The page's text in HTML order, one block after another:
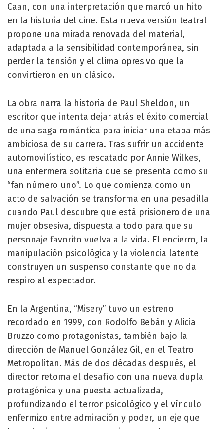
Caan, con una interpretación que marcó un hito
en la historia del cine. Esta nueva versión teatral
propone una mirada renovada del material,
adaptada a la sensibilidad contemporánea, sin
perder la tensión y el clima opresivo que la
convirtieron en un clásico.
La obra narra la historia de Paul Sheldon, un
escritor que intenta dejar atrás el éxito comercial
de una saga romántica para iniciar una etapa más
ambiciosa de su carrera. Tras sufrir un accidente
automovilístico, es rescatado por Annie Wilkes,
una enfermera solitaria que se presenta como su
“fan número uno”. Lo que comienza como un
acto de salvación se transforma en una pesadilla
cuando Paul descubre que está prisionero de una
mujer obsesiva, dispuesta a todo para que su
personaje favorito vuelva a la vida. El encierro, la
manipulación psicológica y la violencia latente
construyen un suspenso constante que no da
respiro al espectador.
En la Argentina, “Misery” tuvo un estreno
recordado en 1999, con Rodolfo Bebán y Alicia
Bruzzo como protagonistas, también bajo la
dirección de Manuel González Gil, en el Teatro
Metropolitan. Más de dos décadas después, el
director retoma el desafío con una nueva dupla
protagónica y una puesta actualizada,
profundizando el terror psicológico y el vínculo
enfermizo entre admiración y poder, un eje que